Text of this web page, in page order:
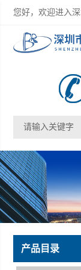
您好，欢迎进入
产品目录